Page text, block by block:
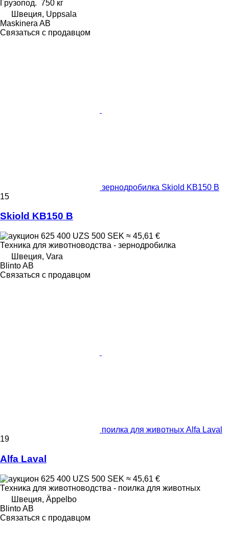
Грузопод. 750 кг
Швеция, Uppsala
Maskinera AB
Связаться с продавцом
зернодробилка Skiold KB150 B
15
Skiold KB150 B
625 400 UZS 500 SEK ≈ 45,61 €
Техника для животноводства - зернодробилка
Швеция, Vara
Blinto AB
Связаться с продавцом
поилка для животных Alfa Laval
19
Alfa Laval
625 400 UZS 500 SEK ≈ 45,61 €
Техника для животноводства - поилка для животных
Швеция, Äppelbo
Blinto AB
Связаться с продавцом